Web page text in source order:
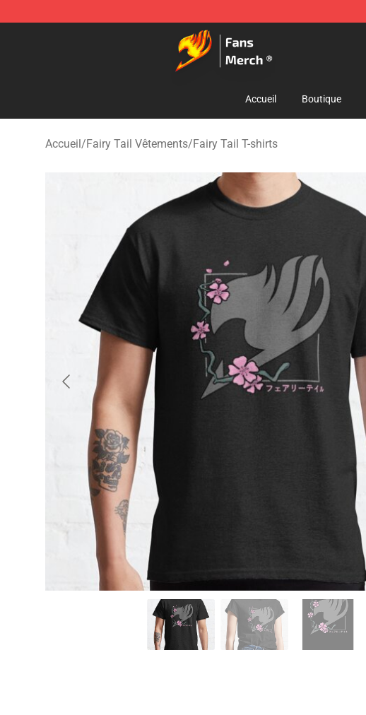
Fairy Tail Store - Official Fairy Tail Merchandise Shop
Accueil Boutique
Accueil/Fairy Tail Vêtements/Fairy Tail T-shirts